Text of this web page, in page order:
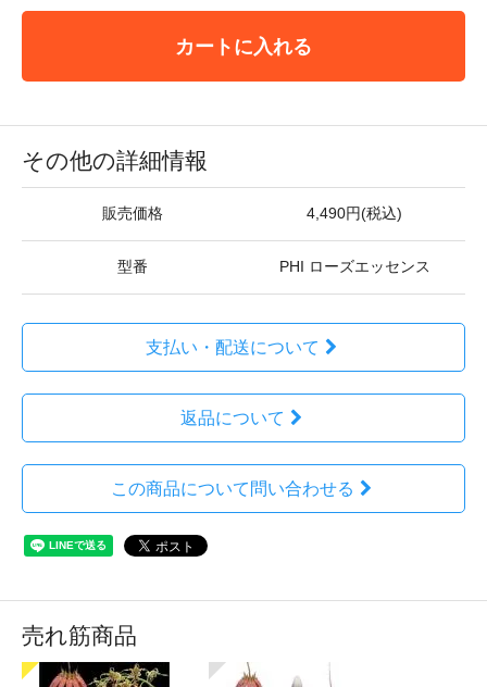
カートに入れる
その他の詳細情報
販売価格 4,490円(税込)
型番 PHI ローズエッセンス
支払い・配送について
返品について
この商品について問い合わせる
売れ筋商品